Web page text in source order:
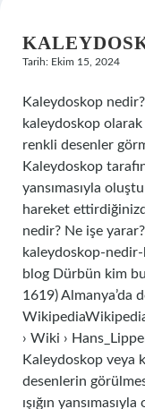
Tarih: Ekim 15, 2024
Kaleydoskop
kaleydoskop olarak
renkli desenler
Kaleydoskop
yansımasıyla
hareket
nedir? Ne işe
kaleydoskop-
blog Dürbün kim
1619) Almanya’da
› Wiki ›
Kaleydoskop veya
desenlerin
ışığın